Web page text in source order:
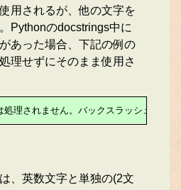
用されるが、他の文字を
Pythonのdocstrings中に
あった場合、下記の例の
理せずにそのまま使用さ
されません。バックスラッシュ(\)は
、英数文字と単独の(2文